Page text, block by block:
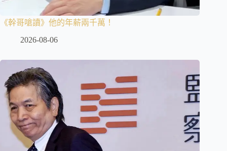
《幹哥嗆讀》他的年薪兩千萬！
2026-08-06